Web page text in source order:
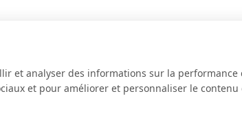
et analyser des informations sur la
et pour améliorer et personnaliser le contenu